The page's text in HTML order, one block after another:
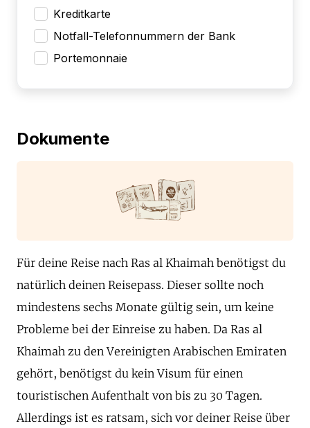
Kreditkarte
Notfall-Telefonnummern der Bank
Portemonnaie
Dokumente
Für deine Reise nach Ras al Khaimah benötigst du
natürlich deinen Reisepass. Dieser sollte noch
mindestens sechs Monate gültig sein, um keine
Probleme bei der Einreise zu haben. Da Ras al
Khaimah zu den Vereinigten Arabischen Emiraten
gehört, benötigst du kein Visum für einen
touristischen Aufenthalt von bis zu 30 Tagen.
Allerdings ist es ratsam, sich vor deiner Reise über